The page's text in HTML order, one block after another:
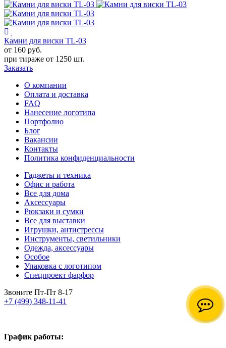
Камни для виски TL-03
от 160 руб.
при тираже от 1250 шт.
Заказать
О компании
Оплата и доставка
FAQ
Нанесение логотипа
Портфолио
Блог
Вакансии
Контакты
Политика конфиденциальности
Гаджеты и техника
Офис и работа
Все для дома
Аксессуары
Рюкзаки и сумки
Все для выставки
Игрушки, антистрессы
Инструменты, светильники
Одежда, аксессуары
Особое
Упаковка с логотипом
Спецпроект фарфор
Звоните Пт-Пт 8-17
+7 (499) 348-11-41
График работы: